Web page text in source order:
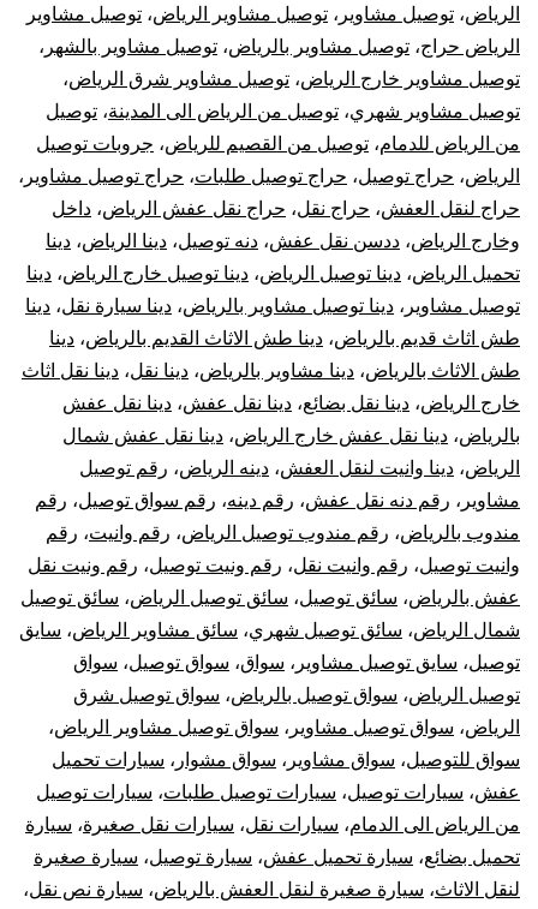
الرياض، توصيل مشاوير ، توصيل مشاوير الرياض، توصيل مشاوير
الرياض حراج، توصيل مشاوير بالرياض، توصيل مشاوير بالشهر ،
توصيل مشاوير خارج الرياض، توصيل مشاوير شرق الرياض،
توصيل مشاوير شهري، توصيل من الرياض الى المدينة، توصيل
من الرياض للدمام، توصيل من القصيم للرياض، جروبات توصيل
الرياض، حراج توصيل، حراج توصيل طلبات، حراج توصيل مشاوير ،
حراج لنقل العفش، حراج نقل، حراج نقل عفش الرياض، داخل
وخارج الرياض، ددسن نقل عفش، دنه توصيل، دينا الرياض، دينا
تحميل الرياض، دينا توصيل الرياض، دينا توصيل خارج الرياض، دينا
توصيل مشاوير ، دينا توصيل مشاوير بالرياض، دينا سيارة نقل، دينا
طش اثاث قديم بالرياض، دينا طش الاثاث القديم بالرياض، دينا
طش الاثاث بالرياض، دينا مشاوير بالرياض، دينا نقل، دينا نقل اثاث
خارج الرياض، دينا نقل بضائع، دينا نقل عفش، دينا نقل عفش
بالرياض، دينا نقل عفش خارج الرياض، دينا نقل عفش شمال
الرياض، دينا وانيت لنقل العفش، دينه الرياض، رقم توصيل
مشاوير ، رقم دنه نقل عفش، رقم دينه، رقم سواق توصيل، رقم
مندوب بالرياض، رقم مندوب توصيل الرياض، رقم وانيت، رقم
وانيت توصيل، رقم وانيت نقل، رقم ونيت توصيل، رقم ونيت نقل
عفش بالرياض، سائق توصيل، سائق توصيل الرياض، سائق توصيل
شمال الرياض، سائق توصيل شهري، سائق مشاوير الرياض، سايق
توصيل، سايق توصيل مشاوير ، سواق، سواق توصيل، سواق
توصيل الرياض، سواق توصيل بالرياض، سواق توصيل شرق
الرياض، سواق توصيل مشاوير ، سواق توصيل مشاوير الرياض،
سواق للتوصيل، سواق مشاوير ، سواق مشوار ، سيارات تحميل
عفش، سيارات توصيل، سيارات توصيل طلبات، سيارات توصيل
من الرياض الى الدمام، سيارات نقل، سيارات نقل صغيرة، سيارة
تحميل بضائع، سيارة تحميل عفش، سيارة توصيل، سيارة صغيرة
لنقل الاثاث، سيارة صغيرة لنقل العفش بالرياض، سيارة نص نقل،